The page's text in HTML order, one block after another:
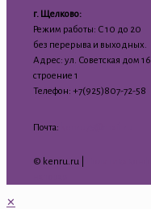
г. Щелково:
Режим работы: С 10 до 20
без перерыва и выходных.
Адрес: ул. Советская дом 16
строение 1
Телефон: +7(925)807-72-58
Почта:
© kenru.ru |
✕